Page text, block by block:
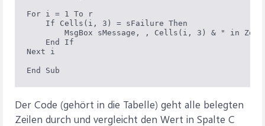
For i = 1 To r
    If Cells(i, 3) = sFailure Then
MsgBox sMessage, , Cells(i, 3) & " in
    End If
Next i
Der Code (gehört in die Tabelle) geht alle belegten
Zeilen durch und vergleicht den Wert in Spalte C